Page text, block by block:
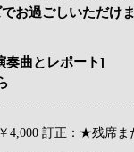
でお過ごしいた
奏曲とレポート]
￥4,000 訂正：★残席ま